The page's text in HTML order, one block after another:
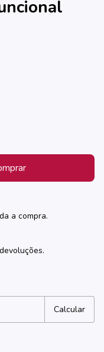
a compra.
Calcular